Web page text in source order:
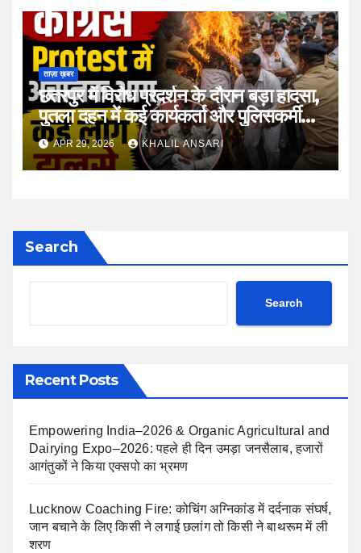
ताज़ा ख़बर
छतरपुर में विरोध प्रदर्शन के दौरान बड़ा हादसा,
पुतला दहन में कई कार्यकर्ता और पुलिसकर्मी
झुलसे
APR 29, 2026 KHALIL ANSARI
Search
Search
Recent Posts
Empowering India–2026 & Organic Agricultural and
Dairying Expo–2026: पहले ही दिन उमड़ा जनसैलाब, हजारों
आगंतुकों ने किया एक्सपो का भ्रमण
Lucknow Coaching Fire: कोचिंग अग्निकांड में दर्दनाक संघर्ष,
जान बचाने के लिए किसी ने लगाई छलांग तो किसी ने बाथरूम में ली
शरण